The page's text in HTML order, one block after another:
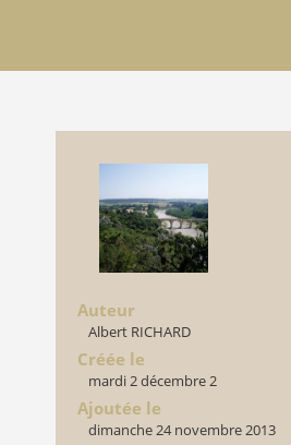
Auteur
Albert RICHARD
Créée le
mardi 2 décembre 2
Ajoutée le
dimanche 24 novembre 2013